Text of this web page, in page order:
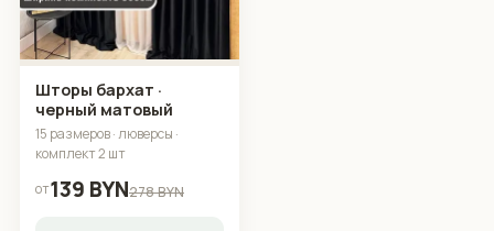
Шторы бархат ·
черный матовый
15 размеров · люверсы ·
комплект 2 шт
от139 BYN278 BYN